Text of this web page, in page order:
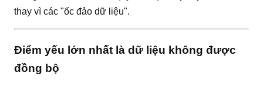
thay vì các "ốc đảo dữ liệu".
Điểm yếu lớn nhất là dữ liệu không được
đồng bộ